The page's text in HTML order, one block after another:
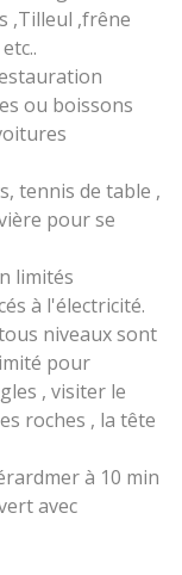
,Tilleul ,frêne
ou boissons
tennis de table ,
pour se
limités
à l'électricité.
niveaux sont
pour
, visiter le
roches , la tête
à 10 min
avec